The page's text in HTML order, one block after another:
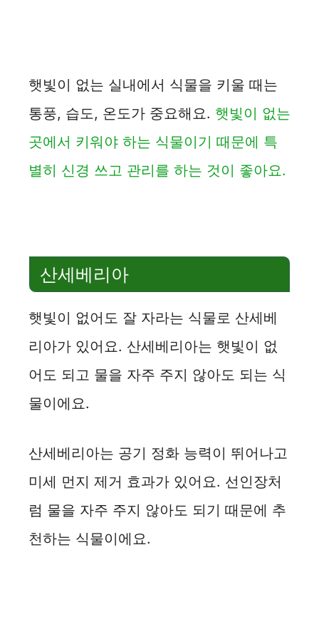
햇빛이 없는 실내에서 식물을 키울 때는
통풍, 습도, 온도가 중요해요. 햇빛이 없는
곳에서 키워야 하는 식물이기 때문에 특
별히 신경 쓰고 관리를 하는 것이 좋아요.
산세베리아
햇빛이 없어도 잘 자라는 식물로 산세베
리아가 있어요. 산세베리아는 햇빛이 없
어도 되고 물을 자주 주지 않아도 되는 식
물이에요.
산세베리아는 공기 정화 능력이 뛰어나고
미세 먼지 제거 효과가 있어요. 선인장처
럼 물을 자주 주지 않아도 되기 때문에 추
천하는 식물이에요.